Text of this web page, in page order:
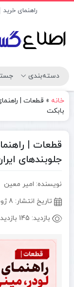
راهنمای خرید
خانه » قطعات |
بابکت
قطعات |
جلوبندهای
نویسنده: امیر معین
تاریخ انتشار: 8 ژوئن 2026 (به روز رسانی در: 8 ژوئن 2026)
بازدید: 145 بازدید